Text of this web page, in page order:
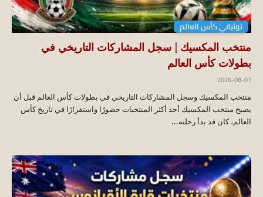
توثيقي كأس العالم
منتخب المكسيك | سجل المشاركات التاريخي في
بطولات كأس العالم
2026-08-01
منتخب المكسيك وسجل المشاركات التاريخي في بطولات كأس العالم قبل أن
يصبح منتخب المكسيك أحد أكثر المنتخبات حضورًا واستقرارًا في تاريخ كأس
العالم، كان قد بدأ رحلته...